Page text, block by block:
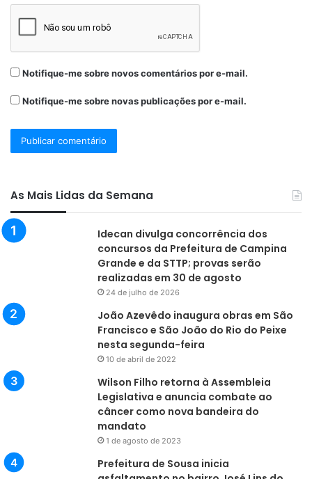
Notifique-me sobre novos comentários por e-mail.
Notifique-me sobre novas publicações por e-mail.
As Mais Lidas da Semana
Idecan divulga concorrência dos
concursos da Prefeitura de Campina
Grande e da STTP; provas serão
realizadas em 30 de agosto
24 de julho de 2026
João Azevêdo inaugura obras em São
Francisco e São João do Rio do Peixe
nesta segunda-feira
10 de abril de 2022
Wilson Filho retorna à Assembleia
Legislativa e anuncia combate ao
câncer como nova bandeira do
mandato
1 de agosto de 2023
Prefeitura de Sousa inicia